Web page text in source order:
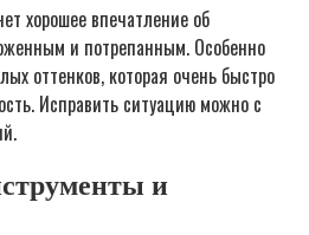
хорошее впечатление об
и потрепанным. Особенно
оттенков, которая очень быстро
Исправить ситуацию можно с
и